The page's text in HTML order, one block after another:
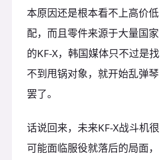
本原因还是根本看不上高价低
配，而且零件来源于大量国家
的KF-X，韩国媒体只不过是找
不到甩锅对象，就开始乱弹琴
罢了。
话说回来，未来KF-X战斗机很
可能面临服役就落后的局面，